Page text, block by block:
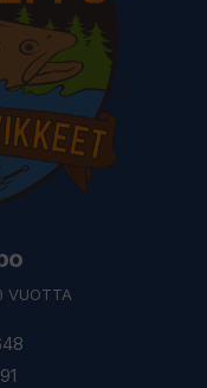
VUOTTA